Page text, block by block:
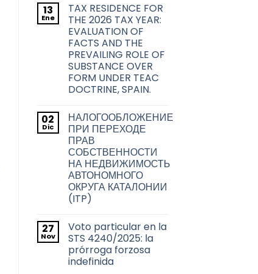
transmisiones
inmobiliarias
en
la
ciudad
de
Barcelona
comentarios
en
La
problemática
acerca
de
la
transmisión
de
los
títulos
habilitantes
viviendas
de
uso
turístico
en
Barcelona
13
Ene
TAX RESIDENCE FOR
THE 2026 TAX YEAR:
EVALUATION OF
FACTS AND THE
PREVAILING ROLE OF
SUBSTANCE OVER
FORM UNDER TEAC
DOCTRINE, SPAIN.
comentarios
en
TAX
RESIDENCE
FOR
THE
2026
TAX
YEAR:
EVALUATION
OF
FACTS
PREVAILING
ROLE
OF
SUBSTANCE
OVER
FORM
02
Dic
НАЛОГООБЛОЖЕНИЕ
ПРИ ПЕРЕХОДЕ
ПРАВ
СОБСТВЕННОСТИ
НА НЕДВИЖИМОСТЬ
АВТОНОМНОГО
ОКРУГА КАТАЛОНИИ
(ITP)
comentarios
en
НАЛОГООБЛОЖЕНИЕ
ПРИ
ПЕРЕХОДЕ
ПРАВ
27
Nov
Voto particular en la
STS 4240/2025: la
prórroga forzosa
indefinida